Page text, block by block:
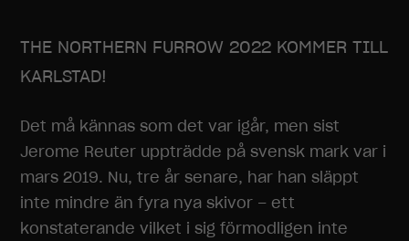
THE NORTHERN FURROW 2022 KOMMER TILL
KARLSTAD!
Det må kännas som det var igår, men sist
Jerome Reuter uppträdde på svensk mark var i
mars 2019. Nu, tre år senare, har han släppt
inte mindre än fyra nya skivor – ett
konstaterande vilket i sig förmodligen inte